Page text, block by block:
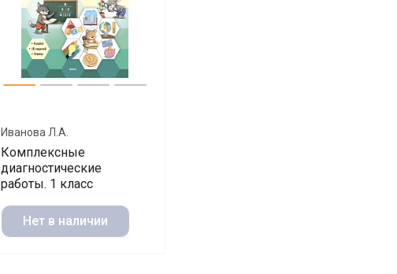
Иванова Л.А.
Комплексные
диагностические
работы. 1 класс
Нет в наличии